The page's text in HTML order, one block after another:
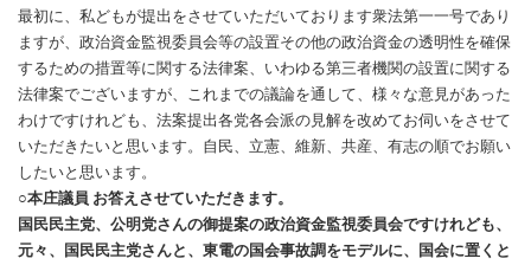
最初に、私どもが提出をさせていただいております衆法第一一号であり
ますが、政治資金監視委員会等の設置その他の政治資金の透明性を確保
するための措置等に関する法律案、いわゆる第三者機関の設置に関する
法律案でございますが、これまでの議論を通して、様々な意見があった
わけですけれども、法案提出各党各会派の見解を改めてお伺いをさせて
いただきたいと思います。自民、立憲、維新、共産、有志の順でお願い
したいと思います。
○本庄議員 お答えさせていただきます。
国民民主党、公明党さんの御提案の政治資金監視委員会ですけれども、
元々、国民民主党さんと、東電の国会事故調をモデルに、国会に置くと